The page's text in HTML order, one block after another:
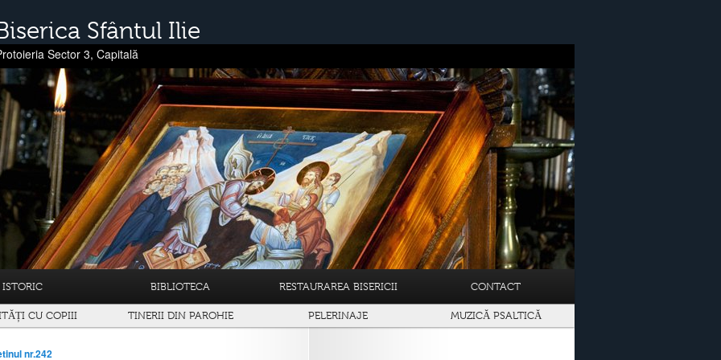
Sfântul Ilie
Sector 3, Capitală
ISTORIC BIBLIOTECA RESTAURAREA BISERICII CONTACT
CU COPIII TINERII DIN PAROHIE PELERINAJE MUZICĂ PSALTICĂ
nr.242